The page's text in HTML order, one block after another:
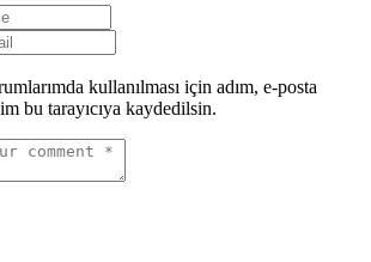
kullanılması için adım, e-posta
bu tarayıcıya kaydedilsin.